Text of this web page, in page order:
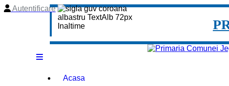
Autentificare
Acasa